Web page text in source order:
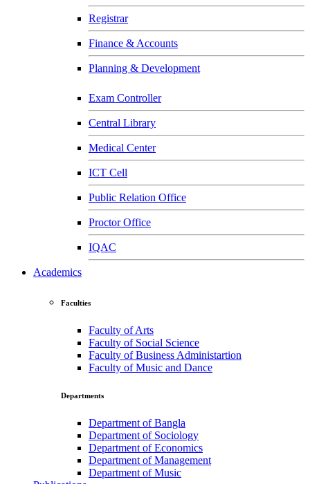
Registrar
Finance & Accounts
Planning & Development
Exam Controller
Central Library
Medical Center
ICT Cell
Public Relation Office
Proctor Office
IQAC
Academics
Faculties
Faculty of Arts
Faculty of Social Science
Faculty of Business Administartion
Faculty of Music and Dance
Departments
Department of Bangla
Department of Sociology
Department of Economics
Department of Management
Department of Music